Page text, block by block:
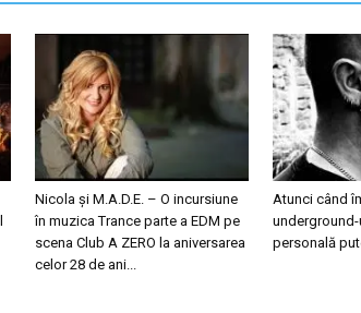
Nicola și M.A.D.E. – O incursiune
în muzica Trance parte a EDM pe
scena Club A ZERO la aniversarea
celor 28 de ani...
Atunci când
personală